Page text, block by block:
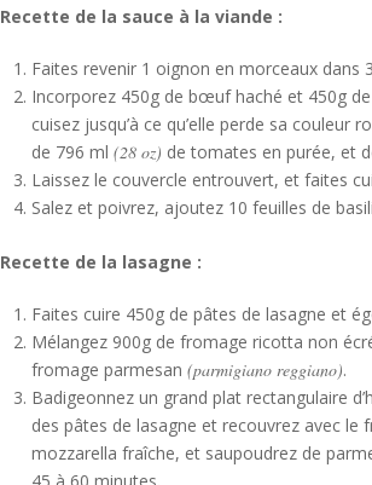
Recette de la sauce à la viande :
Faites revenir 1 oignon en morceaux dans
Incorporez 450g de bœuf haché et 450g
cuisez jusqu’à ce qu’elle perde sa couleur
de 796 ml(28 oz) de tomates en purée, et
Laissez le couvercle entrouvert, et faites
Salez et poivrez, ajoutez 10 feuilles de
Recette de la lasagne :
Faites cuire 450g de pâtes de lasagne et
Mélangez 900g de fromage ricotta non
fromage parmesan(parmigiano reggiano).
Badigeonnez un grand plat rectangulaire
des pâtes de lasagne et recouvrez avec
mozzarella fraîche, et saupoudrez de